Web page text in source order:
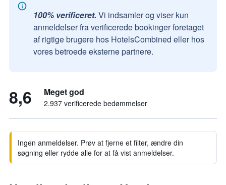
100% verificeret. Vi indsamler og viser kun
anmeldelser fra verificerede bookinger foretaget
af rigtige brugere hos HotelsCombined eller hos
vores betroede eksterne partnere.
8,6 Meget god
2.937 verificerede bedømmelser
Ingen anmeldelser. Prøv at fjerne et filter, ændre din
søgning eller rydde alle for at få vist anmeldelser.